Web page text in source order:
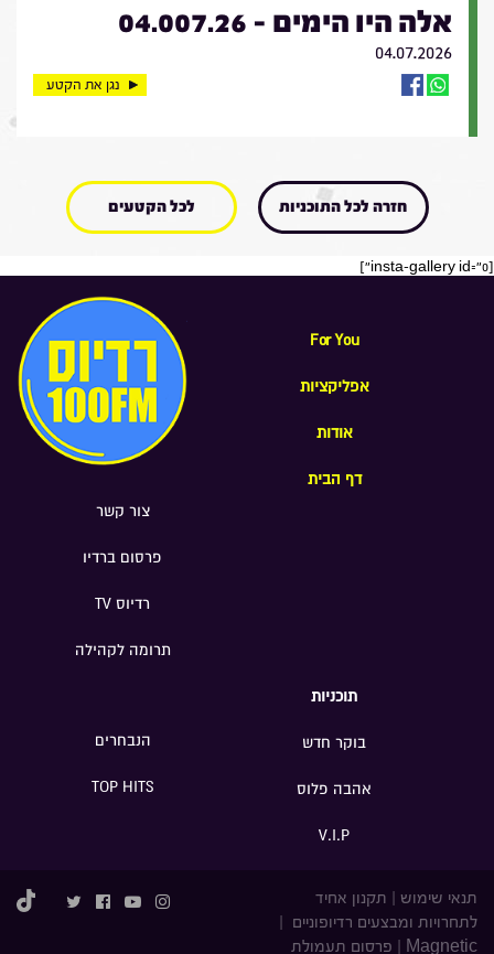
אלה היו הימים - 04.007.26
04.07.2026
נגן את הקטע
חזרה לכל התוכניות לכל הקטעים
[insta-gallery id="0"]
For You
אפליקציות
אודות
דף הבית
צור קשר
פרסום ברדיו
רדיוס TV
תרומה לקהילה
תוכניות
בוקר חדש
אהבה פלוס
V.I.P
הנבחרים
TOP HITS
תנאי שימוש
תקנון אחיד
לתחרויות ומבצעים רדיופוניים
Magnetic
פרסום תעמולת